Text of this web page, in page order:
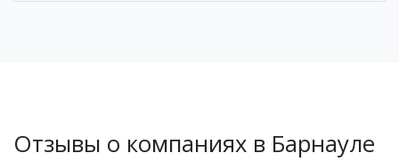
Отзывы о компаниях в Барнауле